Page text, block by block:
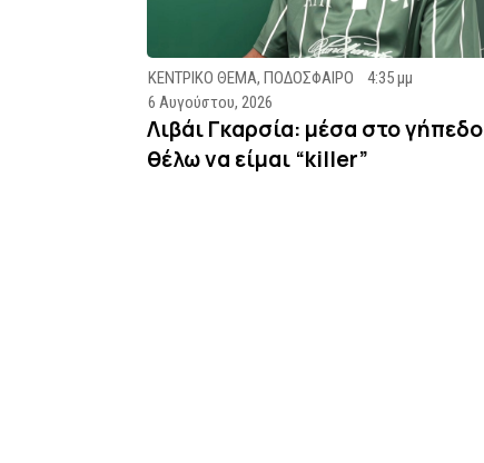
ΚΕΝΤΡΙΚΟ ΘΕΜΑ, ΠΟΔΟΣΦΑΙΡΟ
4:35 μμ
6 Αυγούστου, 2026
Λιβάι Γκαρσία: μέσα στο γήπεδο
θέλω να είμαι “killer”